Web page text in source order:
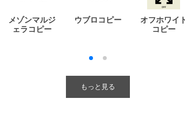
メゾンマルジ
ェラコピー
ウブロコピー
オフホワイ
コピー
もっと見る